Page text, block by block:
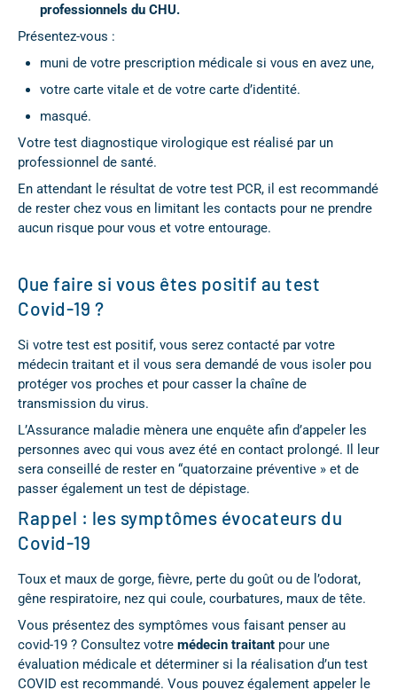
professionnels du CHU.
Présentez-vous :
muni de votre prescription médicale si vous en avez une,
votre carte vitale et de votre carte d’identité.
masqué.
Votre test diagnostique virologique est réalisé par un
professionnel de santé.
En attendant le résultat de votre test PCR, il est recommandé
de rester chez vous en limitant les contacts pour ne prendre
aucun risque pour vous et votre entourage.
Que faire si vous êtes positif au test
Covid-19 ?
Si votre test est positif, vous serez contacté par votre
médecin traitant et il vous sera demandé de vous isoler pou
protéger vos proches et pour casser la chaîne de
transmission du virus.
L’Assurance maladie mènera une enquête afin d’appeler les
personnes avec qui vous avez été en contact prolongé. Il leur
sera conseillé de rester en “quatorzaine préventive » et de
passer également un test de dépistage.
Rappel : les symptômes évocateurs du
Covid-19
Toux et maux de gorge, fièvre, perte du goût ou de l’odorat,
gêne respiratoire, nez qui coule, courbatures, maux de tête.
Vous présentez des symptômes vous faisant penser au
covid-19 ? Consultez votre médecin traitant pour une
évaluation médicale et déterminer si la réalisation d’un test
COVID est recommandé. Vous pouvez également appeler le